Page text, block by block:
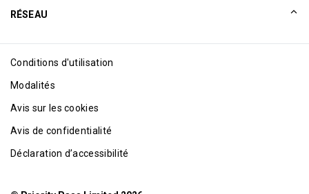
Excellence Awards
Blog
RÉSEAU
Conditions d'utilisation
Modalités
Avis sur les cookies
Avis de confidentialité
Déclaration d’accessibilité